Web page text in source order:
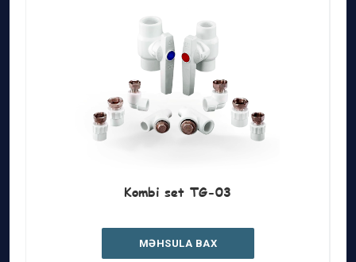
Kombi set TG-03
MƏHSULA BAX